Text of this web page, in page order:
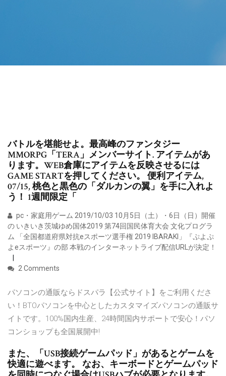
バトルを堪能せよ。最高峰のファンタジー
MMORPG「TERA」メンバーサイト. アイテムがあ
ります。WEB倉庫にアイテムを反映させるには
GAME STARTを押してください。 便利アイテム,
07/15, 桃色と黒色の「ダルカンの翼」を手に入れよ
う！ 1週間限定「
pc・家庭用ゲーム 2019/10/03 10月5日（土）・6日（日）開催
の いきいき茨城ゆめ国体2019 第74回国民体育大会 文化プログラ
ム 「全国都道府県対抗eスポーツ選手権 2019 IBARAKI」『ぷよぷ
よeスポーツ』の部 本戦のインターネットライブ配信URLが決定！
2 Comments
パソコンの通販ならドスパラ【公式サイト】をご利用くださ
い！BTOパソコンを中心としたカスタマイズパソコンの通販サ
イトです。100%国内生産、24時間国内サポートで安心！パソ
コンショップも全国展開中!
また、「USB接続ゲームパッド」があるとゲームを
快適に遊べます。 なお、キーボードとゲームパッド